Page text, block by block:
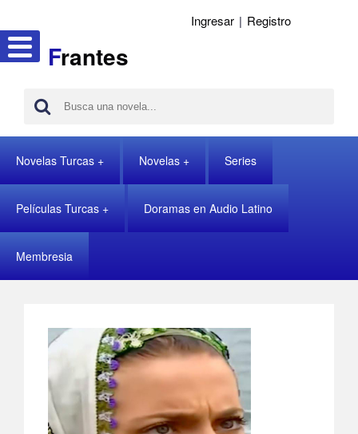
Frantes
Ingresar | Registro
Novelas Turcas Novelas Series
Películas Turcas Doramas en Audio Latino
Membresia